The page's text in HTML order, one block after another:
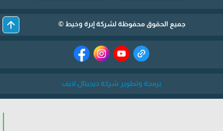
جميع الحقوق محفوظة لشركة إبرة وخيط © arrow_upward
برمجة وتطوير شركة ديجيتال لايف